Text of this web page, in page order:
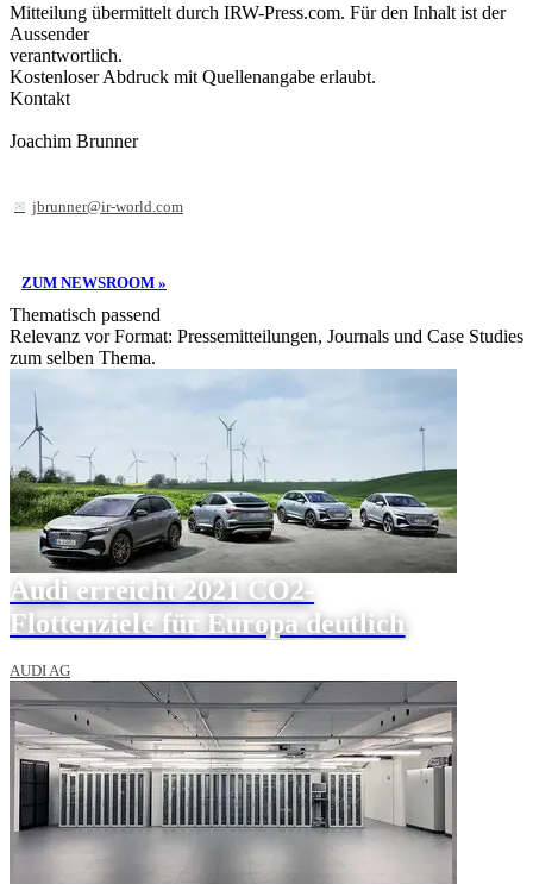
Mitteilung übermittelt durch IRW-Press.com. Für den Inhalt ist der
Aussender
verantwortlich.
Kostenloser Abdruck mit Quellenangabe erlaubt.
Kontakt
Joachim Brunner
jbrunner@ir-world.com
ZUM NEWSROOM »
Thematisch passend
Relevanz vor Format: Pressemitteilungen, Journals und Case Studies
zum selben Thema.
Audi erreicht 2021 CO2-
Flottenziele für Europa deutlich
AUDI AG